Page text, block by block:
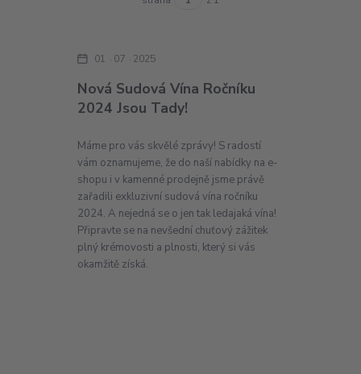
Nová Sudová Vína Ročníku
2024 Jsou Tady!
01 07 2025
Máme pro vás skvělé zprávy! S radostí
vám oznamujeme, že do naší nabídky na e-
shopu i v kamenné prodejně jsme právě
zařadili exkluzivní sudová vína ročníku
2024. A nejedná se o jen tak ledajaká vína!
Připravte se na nevšední chuťový zážitek
plný krémovosti a plnosti, který si vás
okamžitě získá.